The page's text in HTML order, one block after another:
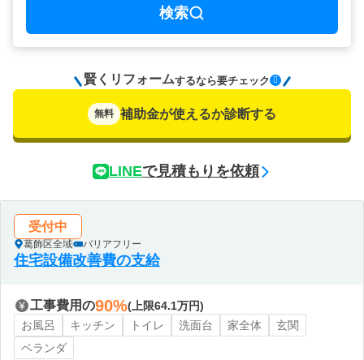
検索
賢くリフォームするなら要チェック
無料 補助金が使えるか診断する
LINEで見積もりを依頼
受付中
葛飾区全域 バリアフリー
住宅設備改善費の支給
工事費用の90%(上限64.1万円)
お風呂
キッチン トイレ 洗面台 家全体
玄関
ベランダ